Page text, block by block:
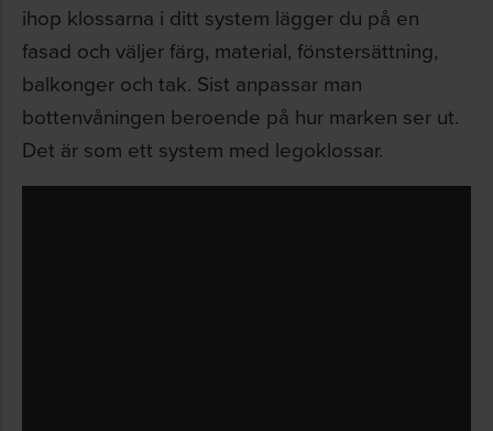
ihop klossarna i ditt system lägger du på en
fasad och väljer färg, material, fönstersättning,
balkonger och tak. Sist anpassar man
bottenvåningen beroende på hur marken ser ut.
Det är som ett system med legoklossar.